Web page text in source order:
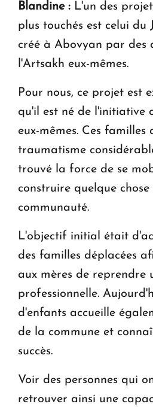
Blandine : L'un des
plus touchés est celui du
créé à Abovyan par des
l'Artsakh eux-mêmes.
Pour nous, ce projet est
qu'il est né de l'initiative
eux-mêmes. Ces familles
traumatisme
trouvé la force de se
construire quelque
communauté.
L'objectif initial était
des familles déplacées
aux mères de reprendre
professionnelle.
d'enfants accueille
de la commune et
succès.
Voir des personnes qui
retrouver ainsi une